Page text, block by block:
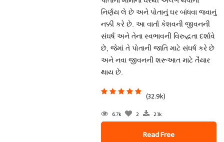
નિર્ણય લે છે અને પોતાનું ઘર બાંધવા જવાનું
નક્કી કરે છે. આ વાર્તા કેશવની જીવનની
સંઘર્ષ અને તેના સ્વભાવની વિરુદ્ધતા દર્શાવે
છે, જેમાં તે પોતાની જાતિ માટે સંઘર્ષ કરે છે
અને નવા જીવનની શરૂઆત માટે તૈયાર
થાય છે.
(32.9k)
6.7k 2 2.1k
Read Free